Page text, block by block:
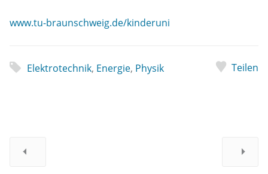
www.tu-braunschweig.de/kinderuni
Elektrotechnik, Energie, Physik Teilen